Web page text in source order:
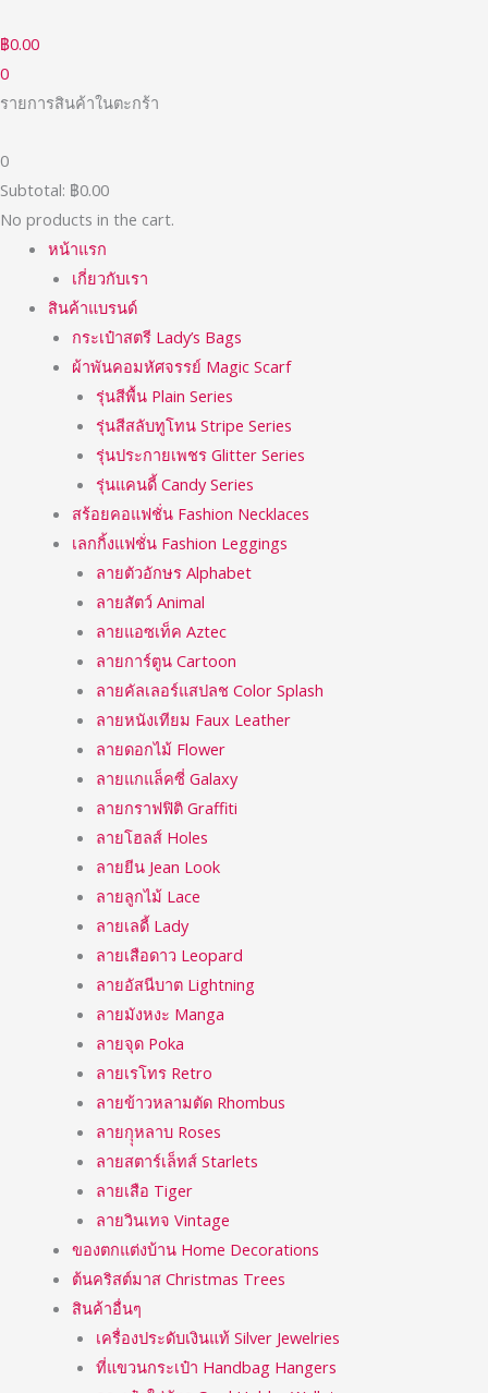
to
content
฿0.00
0
รายการสินค้าในตะกร้า
0
Subtotal: ฿0.00
No products in the cart.
หน้าแรก
เกี่ยวกับเรา
สินค้าแบรนด์
กระเป๋าสตรี Lady’s Bags
ผ้าพันคอมหัศจรรย์ Magic Scarf
รุ่นสีพื้น Plain Series
รุ่นสีสลับทูโทน Stripe Series
รุ่นประกายเพชร Glitter Series
รุ่นแคนดี้ Candy Series
สร้อยคอแฟชั่น Fashion Necklaces
เลกกิ้งแฟชั่น Fashion Leggings
ลายตัวอักษร Alphabet
ลายสัตว์ Animal
ลายแอซเท็ค Aztec
ลายการ์ตูน Cartoon
ลายคัลเลอร์แสปลช Color Splash
ลายหนังเทียม Faux Leather
ลายดอกไม้ Flower
ลายแกแล็คซี่ Galaxy
ลายกราฟฟิติ Graffiti
ลายโฮลส์ Holes
ลายยีน Jean Look
ลายลูกไม้ Lace
ลายเลดี้ Lady
ลายเสือดาว Leopard
ลายอัสนีบาต Lightning
ลายมังหงะ Manga
ลายจุด Poka
ลายเรโทร Retro
ลายข้าวหลามตัด Rhombus
ลายกุุหลาบ Roses
ลายสตาร์เล็ทส์ Starlets
ลายเสือ Tiger
ลายวินเทจ Vintage
ของตกแต่งบ้าน Home Decorations
ต้นคริสต์มาส Christmas Trees
สินค้าอื่นๆ
เครื่องประดับเงินแท้ Silver Jewelries
ที่แขวนกระเป๋า Handbag Hangers